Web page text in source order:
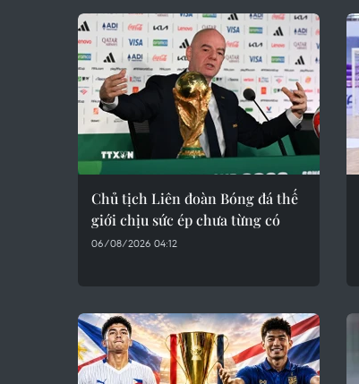
Chủ tịch Liên đoàn Bóng đá thế
giới chịu sức ép chưa từng có
06/08/2026 04:12